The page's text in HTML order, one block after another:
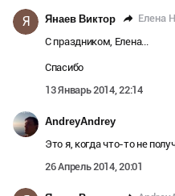
Я Янаев Виктор Елена
С праздником, Елена...
Спасибо
13 Январь 2014, 22:14
AndreyAndrey
Это я, когда что-то не
26 Апрель 2014, 20:01